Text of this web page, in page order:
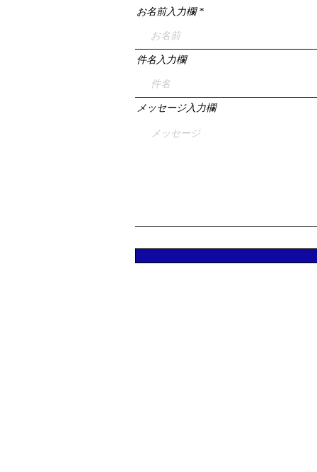
お名前入力欄
件名入力欄
メッセージ入力欄